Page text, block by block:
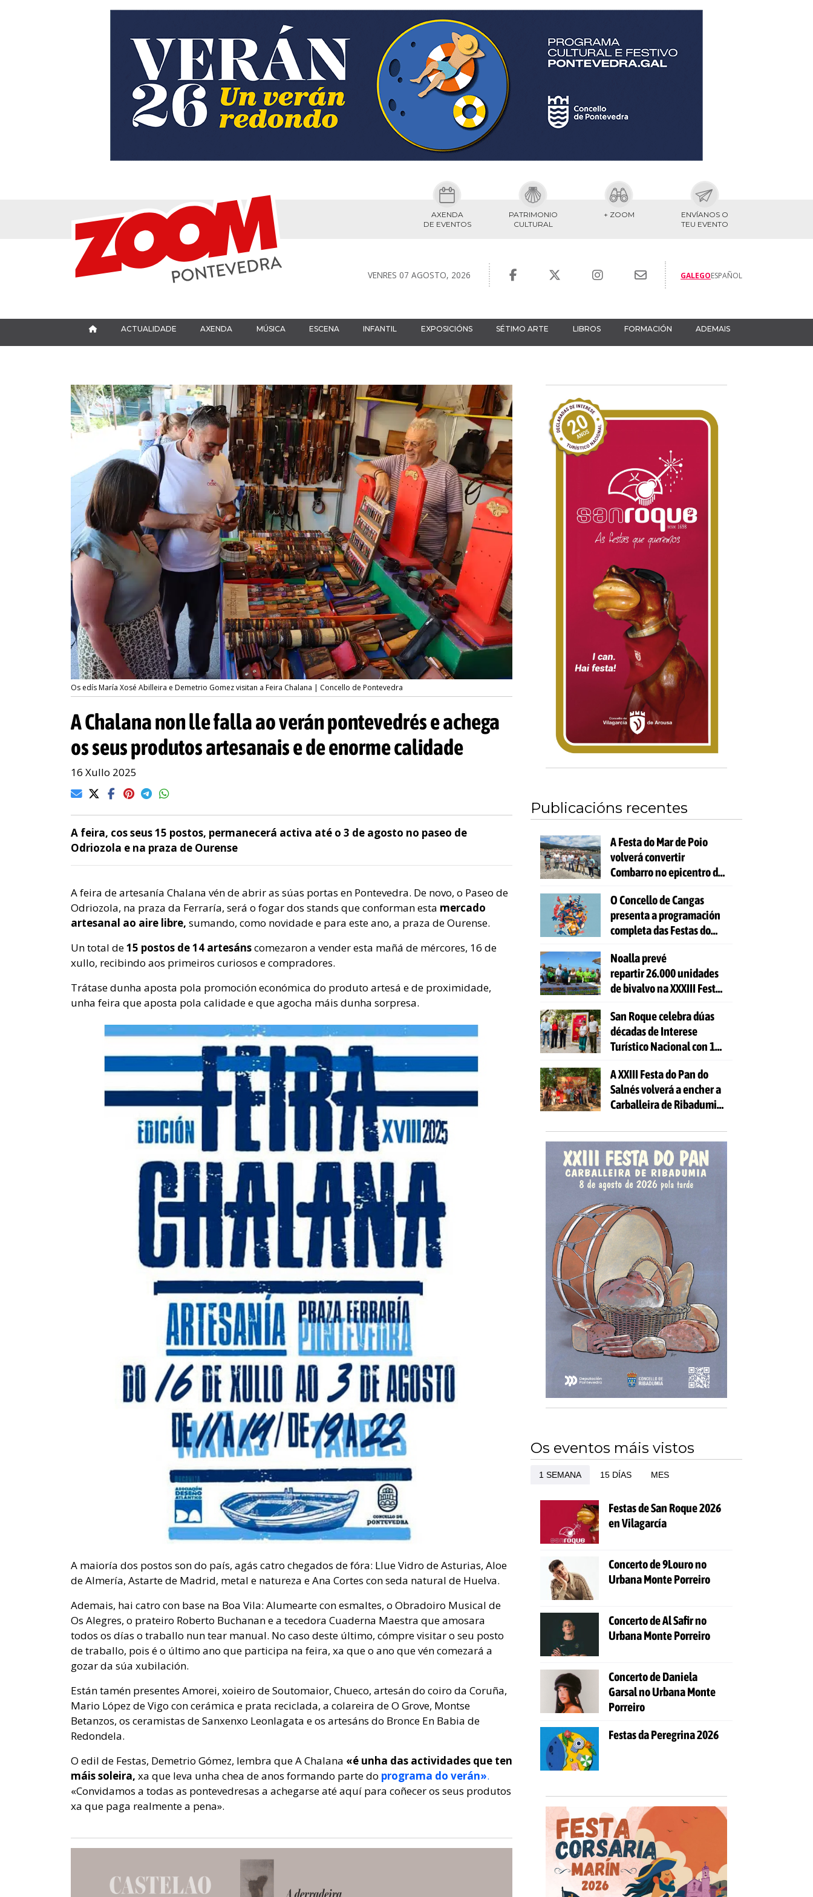
AXENDA
DE EVENTOS
PATRIMONIO
CULTURAL
+ ZOOM
ENVÍANOS O
TEU EVENTO
VENRES 07 AGOSTO, 2026 GALEGOESPAÑOL
ACTUALIDADE AXENDA MÚSICA ESCENA INFANTIL EXPOSICIÓNS SÉTIMO ARTE LIBROS FORMACIÓN ADEMAIS
Os edís María Xosé Abilleira e Demetrio Gomez visitan a Feira Chalana | Concello de Pontevedra
A Chalana non lle falla ao verán pontevedrés e achega
os seus produtos artesanais e de enorme calidade
16 Xullo 2025
A feira, cos seus 15 postos, permanecerá activa até o 3 de agosto no paseo de
Odriozola e na praza de Ourense
A feira de artesanía Chalana vén de abrir as súas portas en Pontevedra. De novo, o Paseo de
Odriozola, na praza da Ferraría, será o fogar dos stands que conforman esta mercado
artesanal ao aire libre, sumando, como novidade e para este ano, a praza de Ourense.
Un total de15 postos de 14 artesánscomezaron a vender esta mañá de mércores, 16 de
xullo, recibindo aos primeiros curiosos e compradores.
Trátase dunha aposta pola promoción económica do produto artesá e de proximidade,
unha feira que aposta pola calidade e que agocha máis dunha sorpresa.
A maioría dos postos son do país, agás catro chegados de fóra: Llue Vidro de Asturias, Aloe
de Almería, Astarte de Madrid, metal e natureza e Ana Cortes con seda natural de Huelva.
Ademais, hai catro con base na Boa Vila: Alumearte con esmaltes, o Obradoiro Musical de
Os Alegres, o prateiro Roberto Buchanan e a tecedora Cuaderna Maestra que amosara
todos os días o traballo nun tear manual. No caso deste último, cómpre visitar o seu posto
de traballo, pois é o último ano que participa na feira, xa que o ano que vén comezará a
gozar da súa xubilación.
Están tamén presentes Amorei, xoieiro de Soutomaior, Chueco, artesán do coiro da Coruña,
Mario López de Vigo con cerámica e prata reciclada, a colareira de O Grove, Montse
Betanzos, os ceramistas de Sanxenxo Leonlagata e os artesáns do Bronce En Babia de
Redondela.
O edil de Festas, Demetrio Gómez, lembra que A Chalana «é unha das actividades que ten
máis soleira, xa que leva unha chea de anos formando parte do programa do verán».
«Convidamos a todas as pontevedresas a achegarse até aquí para coñecer os seus produtos
xa que paga realmente a pena».
Publicacións recentes
A Festa do Mar de Poio
volverá convertir
Combarro no epicentro da
O Concello de Cangas
presenta a programación
completa das Festas do
Noalla prevé
repartir 26.000 unidades
de bivalvo na XXXIII Festa
San Roque celebra dúas
décadas de Interese
Turístico Nacional con 10
actividades gratuítas
A XXIII Festa do Pan do
Salnés volverá a encher a
Carballeira de Ribadumia
e actividades para todas
as idades
Os eventos máis vistos
1 SEMANA 15 DÍAS MES
Festas de San Roque 2026
en Vilagarcía
Concerto de 9Louro no
Urbana Monte Porreiro
Concerto de Al Safir no
Urbana Monte Porreiro
Concerto de Daniela
Garsal no Urbana Monte
Porreiro
Festas da Peregrina 2026